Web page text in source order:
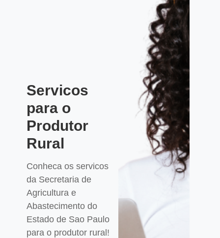
Servicos
para o
Produtor
Rural
Conheca os servicos
da Secretaria de
Agricultura e
Abastecimento do
Estado de Sao Paulo
para o produtor rural!